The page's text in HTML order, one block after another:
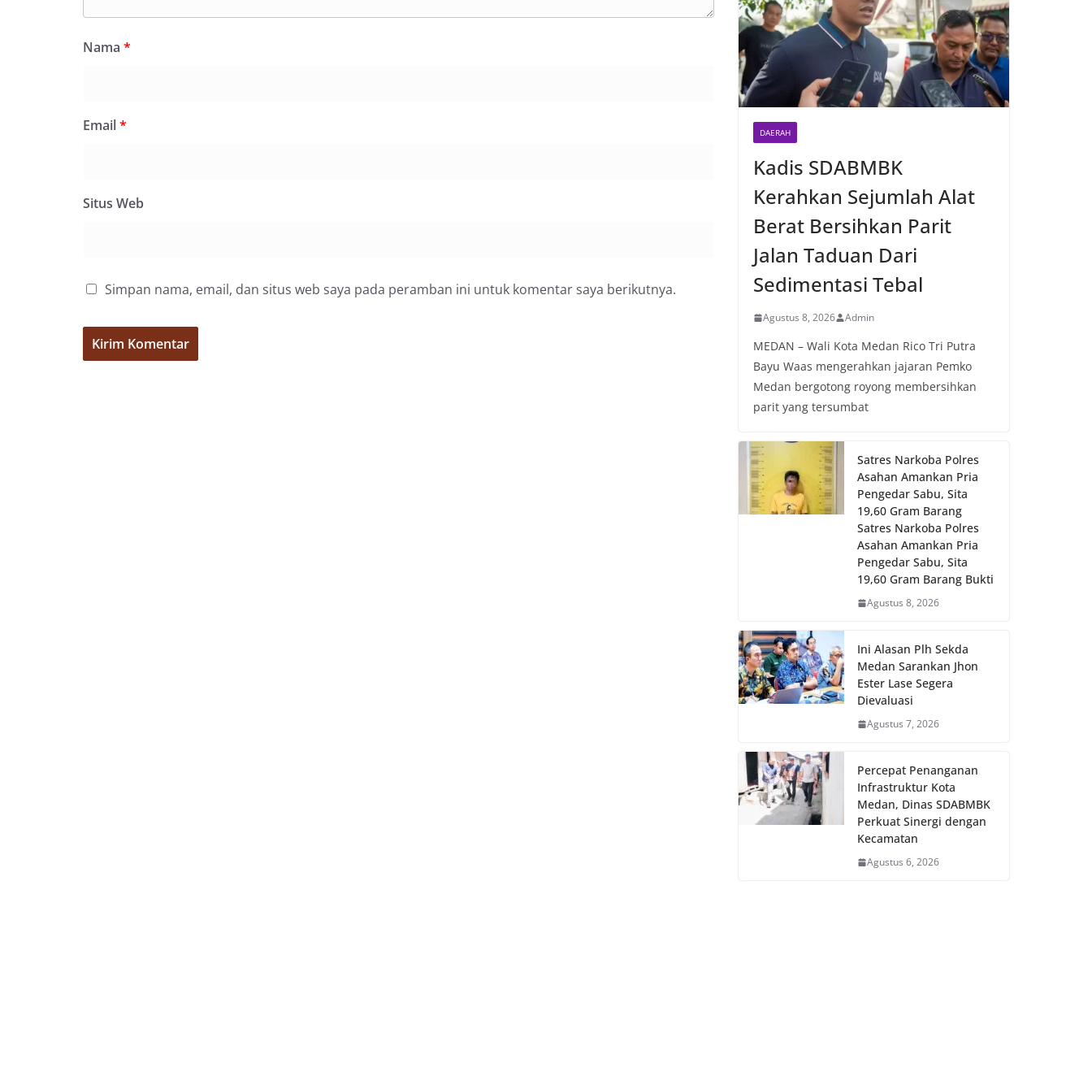
Nama *
Email*
Situs Web
Simpan nama, email, dan situs web saya pada peramban ini untuk komentar saya berikutnya.
DAERAH
Kadis SDABMBK
Kerahkan Sejumlah Alat
Berat Bersihkan Parit
Jalan Taduan Dari
Sedimentasi Tebal
Agustus 8, 2026 Admin
MEDAN – Wali Kota Medan Rico Tri Putra
Bayu Waas mengerahkan jajaran Pemko
Medan bergotong royong membersihkan
parit yang tersumbat
Satres Narkoba Polres
Asahan Amankan Pria
Pengedar Sabu, Sita
19,60 Gram Barang
Satres Narkoba Polres
Asahan Amankan Pria
Pengedar Sabu, Sita
19,60 Gram Barang Bukti
Agustus 8, 2026
Ini Alasan Plh Sekda
Medan Sarankan Jhon
Ester Lase Segera
Dievaluasi
Agustus 7, 2026
Percepat Penanganan
Infrastruktur Kota
Medan, Dinas SDABMBK
Perkuat Sinergi dengan
Kecamatan
Agustus 6, 2026